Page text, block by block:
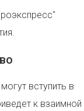
вступить в
к взаимной